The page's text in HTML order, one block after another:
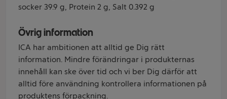
socker 39.9 g, Protein 2 g, Salt 0.392 g
Övrig information
ICA har ambitionen att alltid ge Dig rätt
information. Mindre förändringar i produkternas
innehåll kan ske över tid och vi ber Dig därför att
alltid före användning kontrollera informationen på
produktens förpackning.